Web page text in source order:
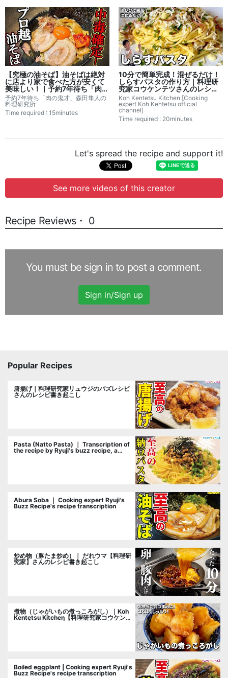
【究極の油そば】油そばは絶対
に店より家で食べた方が安くて
美味しい！｜予約7年待ち「肉の
鬼才」森田隼人の料理研究所レ
シピ書き起こし
予約7年待ち「肉の鬼才」森田隼人の
料理研究所
Time required : 15minutes
10分で簡単完成！混ぜるだけ！
しらすパスタの作り方｜料理研
究家コウケンテツさんのレシピ
書き起こし
Koh Kentetsu Kitchen [Cooking
expert Koh Kentetsu official
channel]
Time required : 20minutes
Let's spread the recipe and support it!
See more videos of this creator
Recipe Reviews・ 0
You must be sign in to post a comment.
Sign in/Sign up
Popular Recipes
唐揚げ｜料理研究家リュウジのバズレシピ
さんのレシピ書き起こし
Pasta (Natto Pasta) ｜ Transcription of
the recipe by Ryuji's buzz recipe, a
Abura Soba ｜ Cooking expert Ryuji's
Buzz Recipe's recipe transcription
炒め物（豚たま炒め）｜ だれウマ【料理研
究家】さんのレシピ書き起こし
煮物（じゃがいもの煮っころがし）｜Koh
Kentetsu Kitchen【料理研究家コウケンテ
Boiled eggplant | Cooking expert Ryuji's
Buzz Recipe's recipe transcription